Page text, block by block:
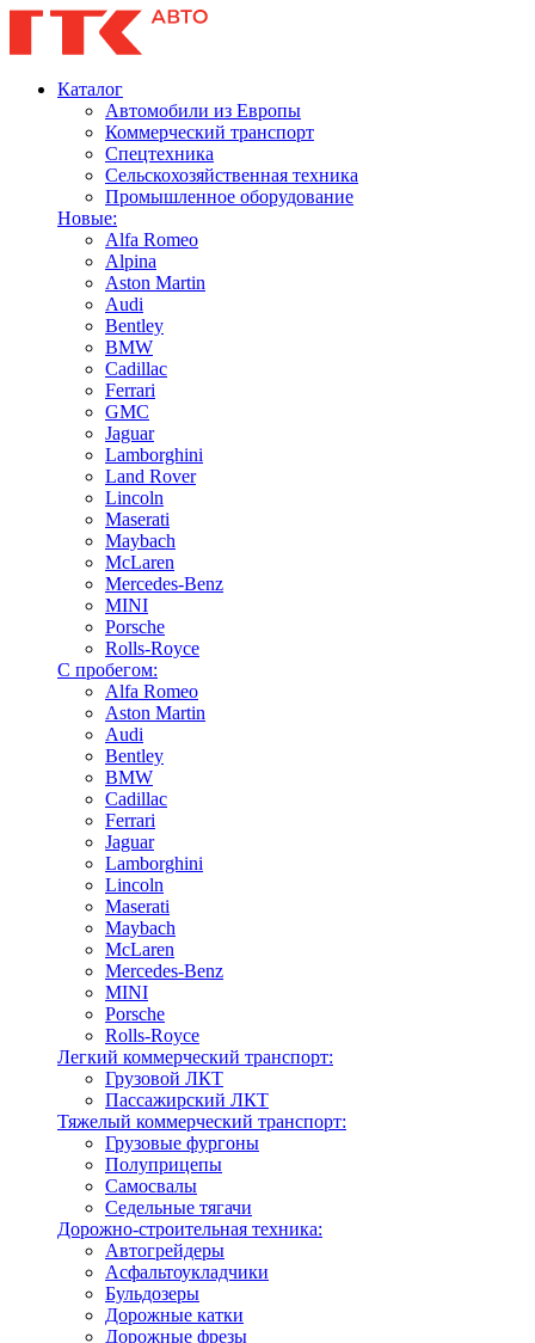
Каталог
Автомобили из Европы
Коммерческий транспорт
Спецтехника
Сельскохозяйственная техника
Промышленное оборудование
Новые:
Alfa Romeo
Alpina
Aston Martin
Audi
Bentley
BMW
Cadillac
Ferrari
GMC
Jaguar
Lamborghini
Land Rover
Lincoln
Maserati
Maybach
McLaren
Mercedes-Benz
MINI
Porsche
Rolls-Royce
С пробегом:
Alfa Romeo
Aston Martin
Audi
Bentley
BMW
Cadillac
Ferrari
Jaguar
Lamborghini
Lincoln
Maserati
Maybach
McLaren
Mercedes-Benz
MINI
Porsche
Rolls-Royce
Легкий коммерческий транспорт:
Грузовой ЛКТ
Пассажирский ЛКТ
Тяжелый коммерческий транспорт:
Грузовые фургоны
Полуприцепы
Самосвалы
Седельные тягачи
Дорожно-строительная техника:
Автогрейдеры
Асфальтоукладчики
Бульдозеры
Дорожные катки
Дорожные фрезы